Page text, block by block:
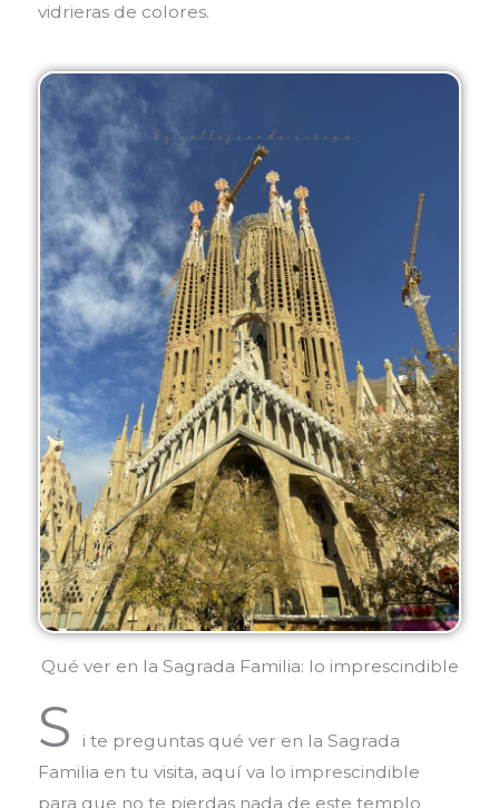
vidrieras de colores.
Qué ver en la Sagrada Familia: lo imprescindible
S
i te preguntas qué ver en la Sagrada
Familia en tu visita, aquí va lo imprescindible
para que no te pierdas nada de este templo